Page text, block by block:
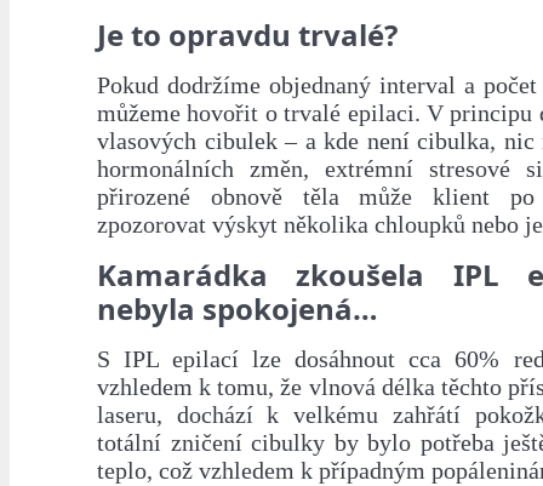
Je to opravdu trvalé?
Pokud dodržíme objednaný interval a
můžeme hovořit o trvalé epilaci. V principu
vlasových cibulek – a kde není cibulka, nic
hormonálních změn, extrémní stresové
přirozené obnově těla může klient po
zpozorovat výskyt několika chloupků nebo
Kamarádka zkoušela IPL
nebyla spokojená…
S IPL epilací lze dosáhnout cca 60%
vzhledem k tomu, že vlnová délka těchto
laseru, dochází k velkému zahřátí
totální zničení cibulky by bylo potřeba
teplo, což vzhledem k případným